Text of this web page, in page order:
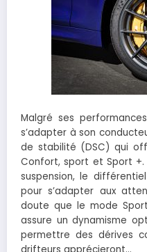
Malgré ses
s’adapter à son
de stabilité (DSC) qui
Confort, sport et Sport +.
suspension, le
pour s’adapter aux
doute que le mode
assure un dynamisme
permettre des dérives